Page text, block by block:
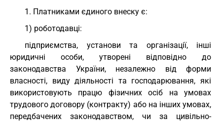
1. Платниками єдиного внеску є:
1) роботодавці:
підприємства, установи та організації, інші
юридичні особи, утворені відповідно до
законодавства України, незалежно від форми
власності, виду діяльності та господарювання, які
використовують працю фізичних осіб на умовах
трудового договору (контракту) або на інших умовах,
передбачених законодавством, чи за цивільно-